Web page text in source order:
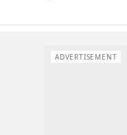
ADVERTISEMENT